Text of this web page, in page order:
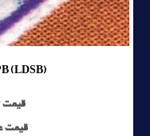
(LDSB)
قیمت
قیمت